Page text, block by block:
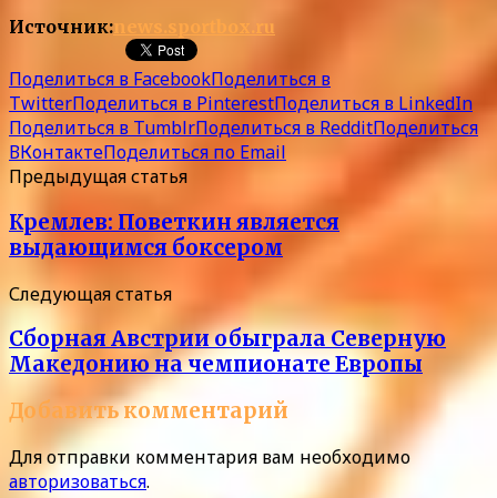
Источник:news.sportbox.ru
Поделиться в FacebookПоделиться в
TwitterПоделиться в PinterestПоделиться в LinkedIn
Поделиться в TumblrПоделиться в RedditПоделиться
ВКонтактеПоделиться по Email
Предыдущая статья
Кремлев: Поветкин является
выдающимся боксером
Следующая статья
Сборная Австрии обыграла Северную
Македонию на чемпионате Европы
Добавить комментарий
Для отправки комментария вам необходимо
авторизоваться.